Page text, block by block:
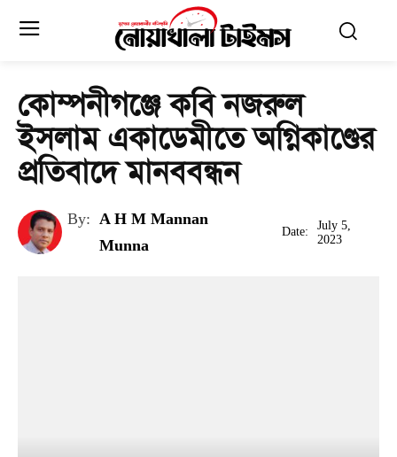
কোম্পনীগঞ্জে কবি নজরুল
ইসলাম একাডেমীতে অগ্নিকাণ্ডের
প্রতিবাদে মানববন্ধন
By: A H M Mannan
Munna
Date:
July 5,
2023